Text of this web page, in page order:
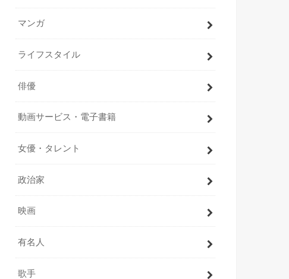
マンガ
ライフスタイル
俳優
動画サービス・電子書籍
女優・タレント
政治家
映画
有名人
歌手